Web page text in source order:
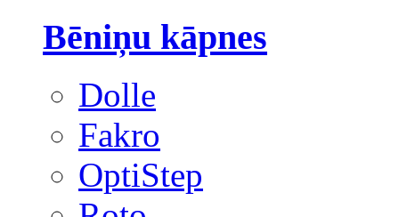
Bēniņu kāpnes
Dolle
Fakro
OptiStep